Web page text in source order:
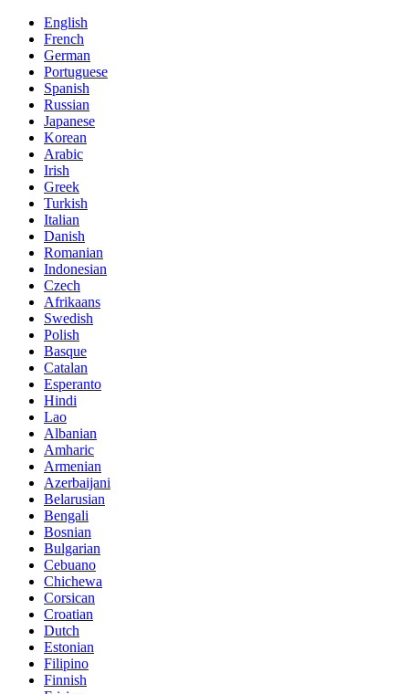
English
French
German
Portuguese
Spanish
Russian
Japanese
Korean
Arabic
Irish
Greek
Turkish
Italian
Danish
Romanian
Indonesian
Czech
Afrikaans
Swedish
Polish
Basque
Catalan
Esperanto
Hindi
Lao
Albanian
Amharic
Armenian
Azerbaijani
Belarusian
Bengali
Bosnian
Bulgarian
Cebuano
Chichewa
Corsican
Croatian
Dutch
Estonian
Filipino
Finnish